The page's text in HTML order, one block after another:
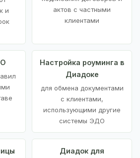
и
актов с частными
клиентами
Настройка роуминга в
Диадоке
для обмена документами
с клиентами,
использующими другие
системы ЭДО
Диадок для